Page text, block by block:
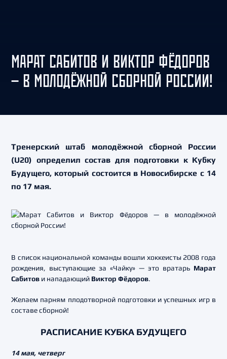
МАРАТ САБИТОВ И ВИКТОР ФЁДОРОВ
— В МОЛОДЁЖНОЙ СБОРНОЙ РОССИИ!
Тренерский штаб молодёжной сборной России
(U20) определил состав для подготовки к Кубку
Будущего, который состоится в Новосибирске с 14
по 17 мая.
В список национальной команды вошли хоккеисты 2008 года
рождения, выступающие за «Чайку» — это вратарь Марат
Сабитов и нападающий Виктор Фёдоров.
Желаем парням плодотворной подготовки и успешных игр в
составе сборной!
РАСПИСАНИЕ КУБКА БУДУЩЕГО
14 мая, четверг